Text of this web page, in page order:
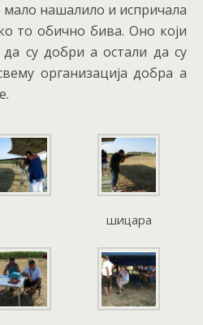
нашалило и испричала
то обично бива. Оно који
су добри а остали да су
организација добра а
шицара